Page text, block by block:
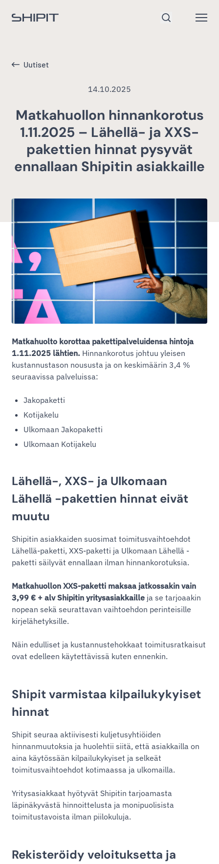
Siirry etusivulle
Uutiset
14.10.2025
Matkahuollon hinnankorotus
1.11.2025 – Lähellä- ja XXS-
pakettien hinnat pysyvät
ennallaan Shipitin asiakkaille
Matkahuolto korottaa pakettipalveluidensa hintoja
1.11.2025 lähtien. Hinnankorotus johtuu yleisen
kustannustason noususta ja on keskimäärin 3,4 %
seuraavissa palveluissa:
Jakopaketti
Kotijakelu
Ulkomaan Jakopaketti
Ulkomaan Kotijakelu
Lähellä-, XXS- ja Ulkomaan
Lähellä -pakettien hinnat eivät
muutu
Shipitin asiakkaiden suosimat toimitusvaihtoehdot
Lähellä-paketti, XXS-paketti ja Ulkomaan Lähellä -
paketti säilyvät ennallaan ilman hinnankorotuksia.
Matkahuollon XXS-paketti maksaa jatkossakin vain
3,99 € + alv Shipitin yritysasiakkaille ja se tarjoaakin
nopean sekä seurattavan vaihtoehdon perinteisille
kirjelähetyksille.
Näin edulliset ja kustannustehokkaat toimitusratkaisut
ovat edelleen käytettävissä kuten ennenkin.
Shipit varmistaa kilpailukykyiset
hinnat
Shipit seuraa aktiivisesti kuljetusyhtiöiden
hinnanmuutoksia ja huolehtii siitä, että asiakkailla on
aina käytössään kilpailukykyiset ja selkeät
toimitusvaihtoehdot kotimaassa ja ulkomailla.
Yritysasiakkaat hyötyvät Shipitin tarjoamasta
läpinäkyvästä hinnoittelusta ja monipuolisista
toimitustavoista ilman piilokuluja.
Rekisteröidy veloituksetta ja